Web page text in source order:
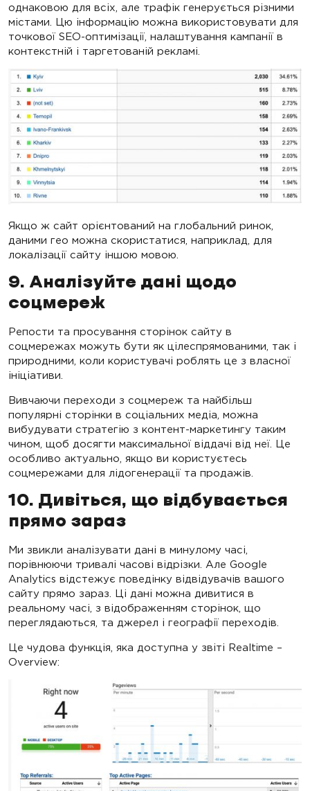
однаковою для всіх, але трафік генерується різними
містами. Цю інформацію можна використовувати для
точкової SEO-оптимізації, налаштування кампанії в
контекстній і таргетованій рекламі.
Якщо ж сайт орієнтований на глобальний ринок,
даними гео можна скористатися, наприклад, для
локалізації сайту іншою мовою.
9. Аналізуйте дані щодо
соцмереж
Репости та просування сторінок сайту в
соцмережах можуть бути як цілеспрямованими, так і
природними, коли користувачі роблять це з власної
ініціативи.
Вивчаючи переходи з соцмереж та найбільш
популярні сторінки в соціальних медіа, можна
вибудувати стратегію з контент-маркетингу таким
чином, щоб досягти максимальної віддачі від неї. Це
особливо актуально, якщо ви користуєтесь
соцмережами для лідогенерації та продажів.
10. Дивіться, що відбувається
прямо зараз
Ми звикли аналізувати дані в минулому часі,
порівнюючи тривалі часові відрізки. Але Google
Analytics відстежує поведінку відвідувачів вашого
сайту прямо зараз. Ці дані можна дивитися в
реальному часі, з відображенням сторінок, що
переглядаються, та джерел і географії переходів.
Це чудова функція, яка доступна у звіті Realtime –
Overview: